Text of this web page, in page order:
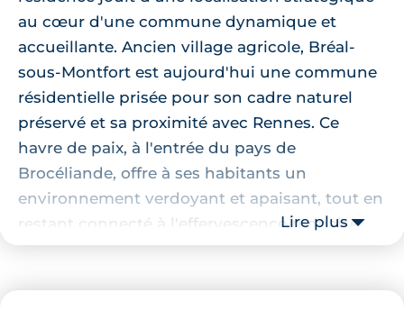
au cœur d'une commune dynamique et
accueillante. Ancien village agricole, Bréal-
sous-Montfort est aujourd'hui une commune
résidentielle prisée pour son cadre naturel
préservé et sa proximité avec Rennes. Ce
havre de paix, à l'entrée du pays de
Brocéliande, offre à ses habitants un
environnement verdoyant et apaisant, tout en
restant connecté à l'effervescence rennaise.
Lire plus